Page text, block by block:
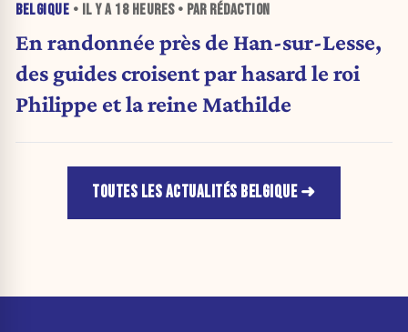
BELGIQUE • IL Y A 18 HEURES• PAR RÉDACTION
En randonnée près de Han-sur-Lesse,
des guides croisent par hasard le roi
Philippe et la reine Mathilde
TOUTES LES ACTUALITÉS BELGIQUE